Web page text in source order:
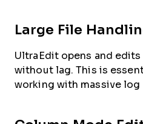
Large File
UltraEdit opens and edits
without lag. This is
working with massive log